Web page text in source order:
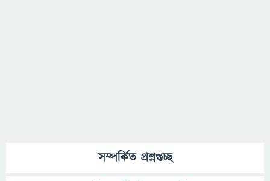
সম্পর্কিত প্রশ্নগুচ্ছ